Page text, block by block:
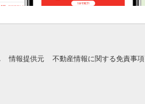
情報提供元 不動産情報に関する免責事項